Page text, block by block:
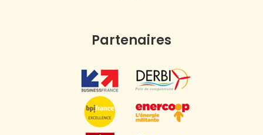
Partenaires